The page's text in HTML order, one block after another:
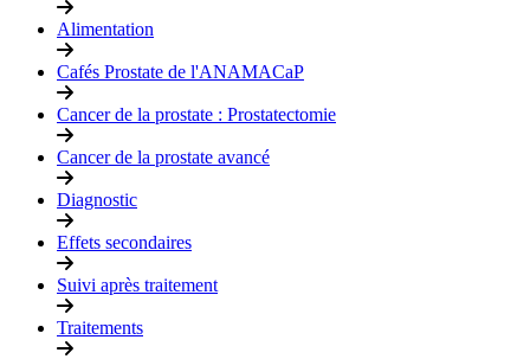
Alimentation
Cafés Prostate de l'ANAMACaP
Cancer de la prostate : Prostatectomie
Cancer de la prostate avancé
Diagnostic
Effets secondaires
Suivi après traitement
Traitements